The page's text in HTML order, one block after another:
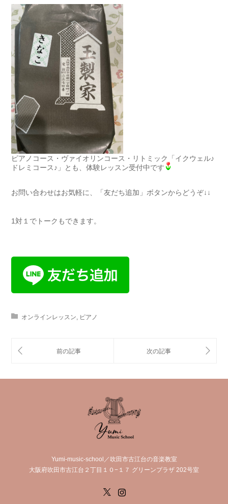
ピアノコース・ヴァイオリンコース・リトミック「イクウェル♪
ドレミコース♪」とも、体験レッスン受付中です
お問い合わせはお気軽に、「友だち追加」ボタンからどうぞ↓↓
1対１でトークもできます。
オンラインレッスン ピアノ
Yumi-music-school／吹田市古江台の音楽教室
大阪府吹田市古江台２丁目１０−１７ グリーンプラザ 202号室